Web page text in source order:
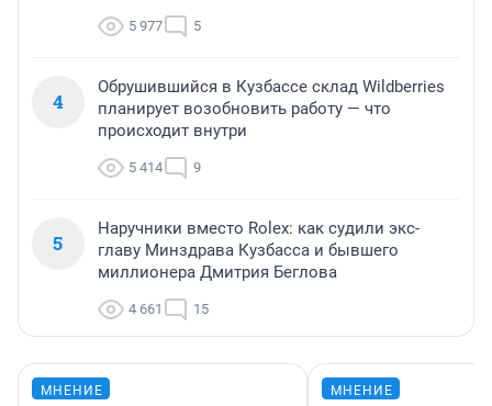
5 977 5
4
Обрушившийся в Кузбассе склад Wildberries
планирует возобновить работу — что
происходит внутри
5 414 9
5
Наручники вместо Rolex: как судили экс-
главу Минздрава Кузбасса и бывшего
миллионера Дмитрия Беглова
4 661 15
МНЕНИЕ МНЕНИЕ